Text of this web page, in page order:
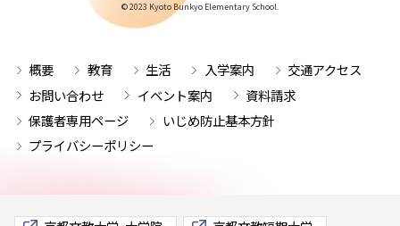
© 2023 Kyoto Bunkyo Elementary School.
概要 教育 生活 入学案内
交通アクセス
お問い合わせ
イベント案内
資料請求
保護者専用ページ
いじめ防止基本方針
プライバシーポリシー